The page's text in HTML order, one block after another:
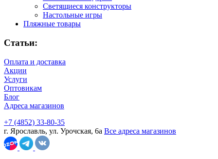
Светящиеся конструкторы
Настольные игры
Пляжные товары
Статьи:
Оплата и доставка
Акции
Услуги
Оптовикам
Блог
Адреса магазинов
+7 (4852) 33-80-35
г. Ярославль, ул. Урочская, 6а Все адреса магазинов